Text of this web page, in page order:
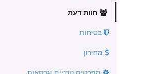
חוות דעת
בטיחות
מחירון
מפרטים טכניים וגרסאות